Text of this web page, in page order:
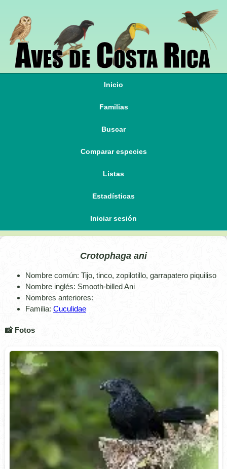
Inicio
Familias
Buscar
Comparar especies
Listas
Estadísticas
Iniciar sesión
Crotophaga ani
Nombre común: Tijo, tinco, zopilotillo, garrapatero piquiliso
Nombre inglés: Smooth-billed Ani
Nombres anteriores:
Familia: Cuculidae
📸 Fotos